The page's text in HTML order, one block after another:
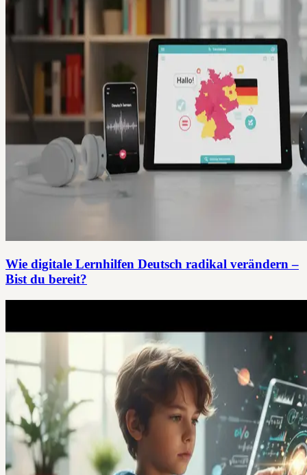
Wie digitale Lernhilfen Deutsch radikal verändern –
Bist du bereit?